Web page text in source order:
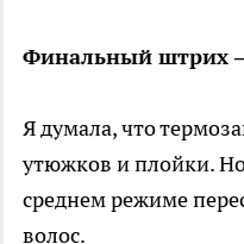
Финальный штрих
Я думала, что
утюжков и плойки.
среднем режиме
волос.